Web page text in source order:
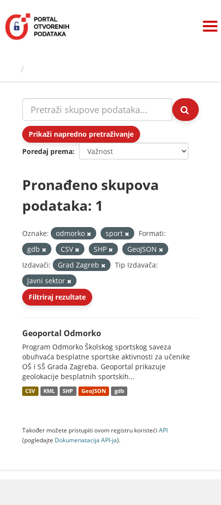
sadržaj
Prikaži napredno pretraživanje
Poredaj prema
Pronađeno skupova
podataka: 1
Oznake: odmorko sport
Formati:
gdb
CSV SHP
GeoJSON
Izdavači:
Grad Zagreb
Tip Izdavača:
Javni sektor
Filtriraj rezultate
Geoportal Odmorko
Program Odmorko Školskog sportskog saveza
obuhvaća besplatne sportske aktivnosti za učenike
OŠ i SŠ Grada Zagreba. Geoportal prikazuje
geolokacije besplatnih sportskih...
CSV KML SHP GeoJSON gdb
Također možete pristupiti ovom registru koristeći API
(pogledajte Dokumenаtаcijа API-jа).